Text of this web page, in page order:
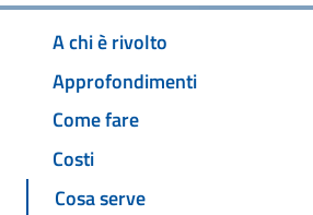
A chi è rivolto
Approfondimenti
Come fare
Costi
Cosa serve